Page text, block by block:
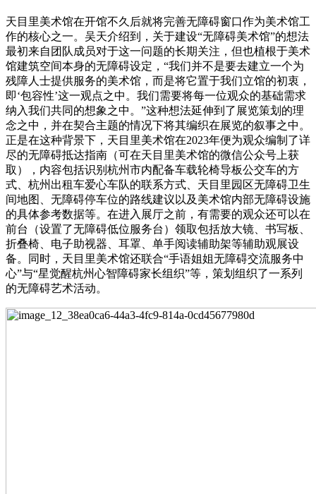
天目里美术馆在开馆不久后就将完善无障碍窗口作为美术馆工
作的核心之一。吴天介绍到，关于建设“无障碍美术馆”的想法
最初来自团队成员对于这一问题的长期关注，但也植根于美术
馆建筑空间本身的无障碍设定，“我们并不是要去建立一个为
残障人士提供服务的美术馆，而是将它置于我们立馆的初衷，
即‘包容性’这一观点之中。我们需要将每一位观众的基础需求
纳入我们共同的想象之中。”这种想法延伸到了展览策划的理
念之中，并在契合主题的情况下将其编织在展览的叙事之中。
正是在这种背景下，天目里美术馆在2023年便为观众编制了详
尽的无障碍抵达指南（可在天目里美术馆的微信公众号上获
取），内容包括识别杭州市内配备车载轮椅导板公交车的方
式、杭州出租车爱心车队的联系方式、天目里园区无障碍卫生
间地图、无障碍停车位的路线建议以及美术馆内部无障碍设施
的具体参考数据等。在进入展厅之前，有需要的观众还可以在
前台（设置了无障碍低位服务台）领取包括放大镜、书写板、
折叠椅、电子助视器、耳罩、单手阅读辅助架等辅助观展设
备。同时，天目里美术馆还联合“手语姐姐无障碍交流服务中
心”与“星觉醒杭州心智障碍家长组织”等，策划组织了一系列
的无障碍艺术活动。